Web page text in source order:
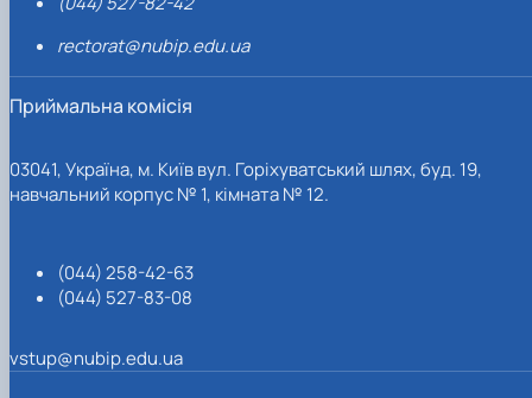
rectorat@nubip.edu.ua
Приймальна комісія
03041, Україна, м. Київ вул. Горіхуватський шлях, буд. 19,
навчальний корпус № 1, кімната № 12.
(044) 258-42-63
(044) 527-83-08
vstup@nubip.edu.ua